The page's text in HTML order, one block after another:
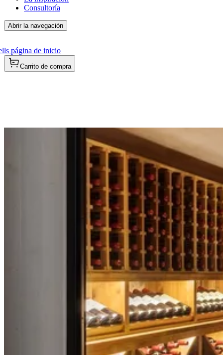
Consultoría
Abrir la navegación
página de inicio
Carrito de compra